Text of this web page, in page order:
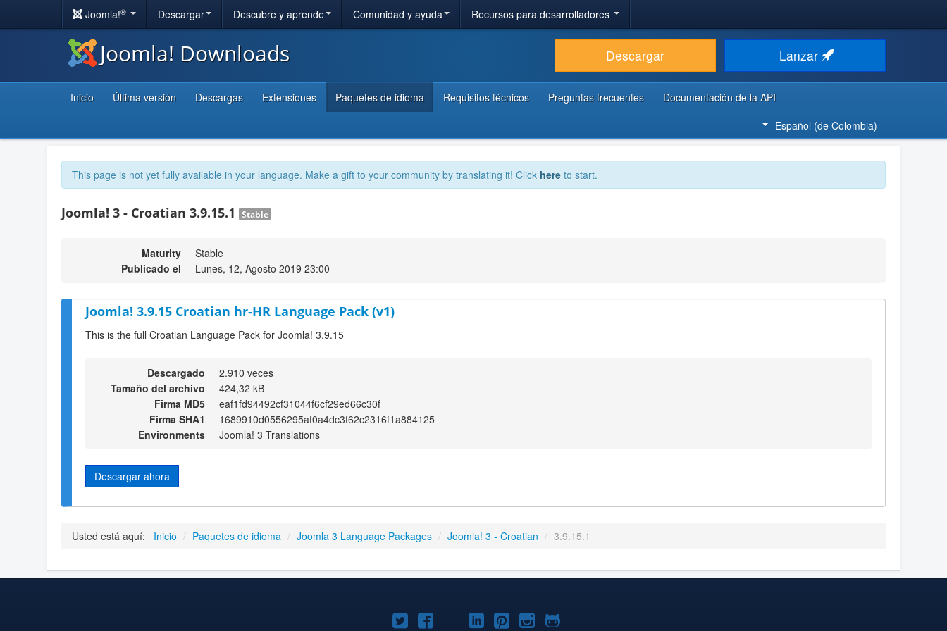
Joomla!® Descargar Descubre y aprende Comunidad y ayuda Recursos para desarrolladores
Joomla! Downloads Descargar Lanzar
Inicio Última versión Descargas Extensiones Paquetes de idioma Requisitos técnicos Preguntas frecuentes
Documentación de la API
Español (de Colombia)
This page is not yet fully available in your language. Make a gift to your community by translating it! Click here to start.
Joomla! 3 - Croatian 3.9.15.1 Stable
Maturity
Stable
Publicado el
Lunes, 12, Agosto 2019 23:00
Joomla! 3.9.15 Croatian hr-HR Language Pack (v1)
This is the full Croatian Language Pack for Joomla! 3.9.15
Descargado
2.910 veces
Tamaño del archivo
424,32 kB
Firma MD5
eaf1fd94492cf31044f6cf29ed66c30f
Firma SHA1
1689910d0556295af0a4dc3f62c2316f1a884125
Environments
Joomla! 3 Translations
Descargar ahora
Usted está aquí: Inicio / Paquetes de idioma / Joomla 3 Language Packages / Joomla! 3 - Croatian / 3.9.15.1
Joomla!Joomla!Joomla!
Joomla!Joomla!
Joomla!Joomla!